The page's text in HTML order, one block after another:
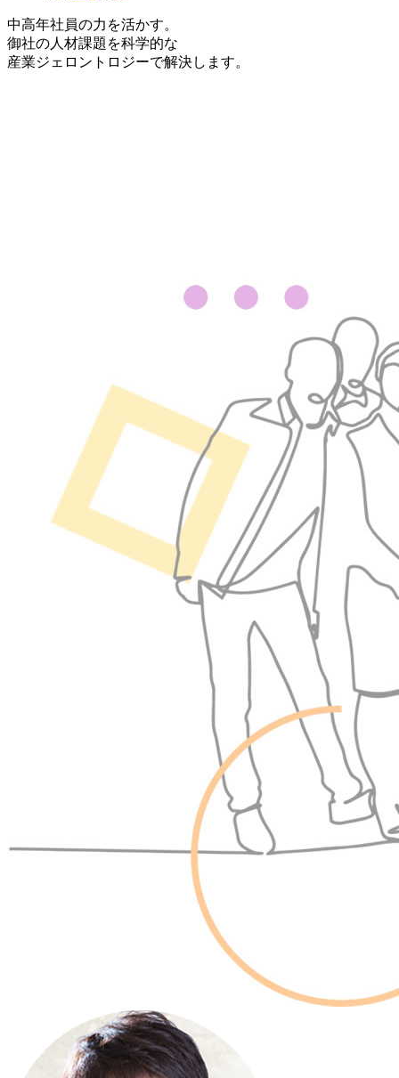
中高年社員の力を活かす。
御社の人材課題を科学的な
産業ジェロントロジーで解決します。